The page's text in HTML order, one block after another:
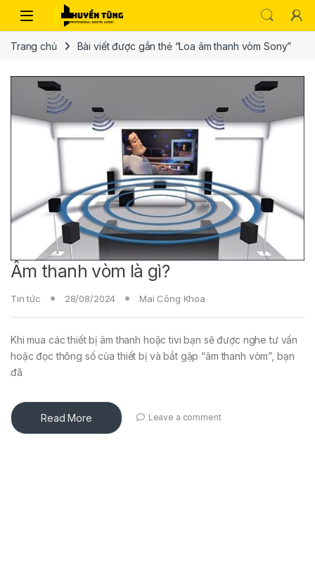
Trang chủ Bài viết được gắn thẻ “Loa âm thanh vòm Sony”
Âm thanh vòm là gì?
Tin tức 28/08/2024 Mai Công Khoa
Khi mua các thiết bị âm thanh hoặc tivi bạn sẽ được nghe tư vấn
hoặc đọc thông số của thiết bị và bắt gặp “âm thanh vòm”, bạn
đã
Read More Leave a comment